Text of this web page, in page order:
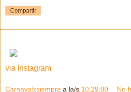
Compartir
via Instagram
Carnavalxsiempre a la/s 10:29:00 No